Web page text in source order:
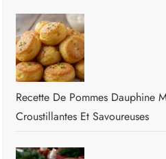
Recette De Pommes Dauphine
Croustillantes Et Savoureuses